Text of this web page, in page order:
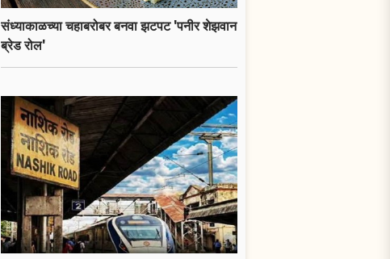
संध्याकाळच्या चहाबरोबर बनवा झटपट 'पनीर शेझवान
ब्रेड रोल'